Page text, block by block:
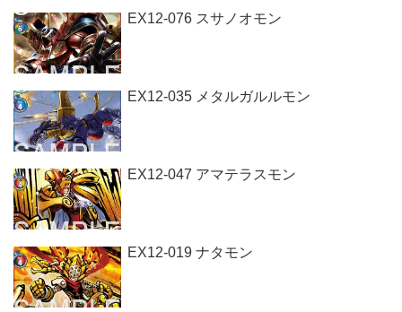
EX12-076 スサノオモン
EX12-035 メタルガルルモン
EX12-047 アマテラスモン
EX12-019 ナタモン